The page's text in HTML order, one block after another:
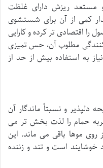
ریزش دارای غلظت
کمی از آن برای شستشوی
را اقتصادی تر کرده و کارایی
مطلوب آن، حس تمیزی
به استفاده بیش از حد از
دلپذیر و نسبتاً ماندگار آن
حمام را لذت بخش تر می
موها باقی می ماند. این
خوشایند است و تند و زننده